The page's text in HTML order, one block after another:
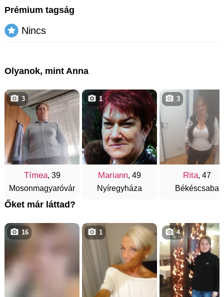
Prémium tagság
Nincs
Olyanok, mint Anna
Tímea, 39
Mosonmagyaróvár
3
Mariann, 49
Nyíregyháza
1
Rita, 47
Békéscsaba
3
Őket már láttad?
16 1 4